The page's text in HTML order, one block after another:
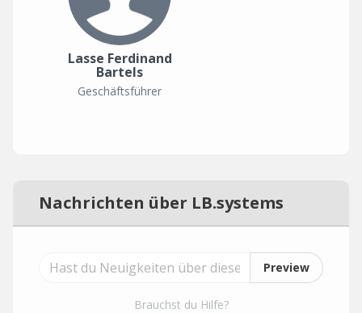
Lasse Ferdinand
Bartels
Geschäftsführer
Nachrichten über LB.systems
Preview
Brauchst du Hilfe?